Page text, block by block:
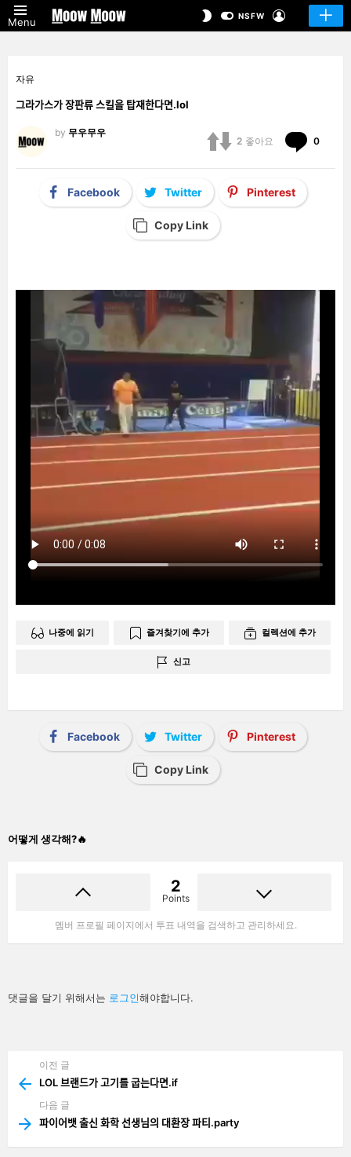
Menu
SWITCHNSFW
자유
그라가스가 장판류 스킬을 탑재한다면.lol
by 무우무우
2 좋아요 0
Facebook Twitter Pinterest
Copy Link
나중에 읽기 즐겨찾기에 추가 컬렉션에 추가
신고
Facebook Twitter Pinterest
Copy Link
어떻게 생각해?🔥
2
Points
멤버 프로필 페이지에서 투표 내역을 검색하고 관리하세요.
답
글
댓글을 달기 위해서는 로그인해야합니다.
more
이전 글
LOL 브랜드가 고기를 굽는다면.if
다음 글
파이어뱃 출신 화학 선생님의 대환장 파티.party